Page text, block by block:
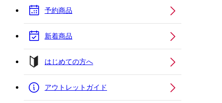
予約商品
新着商品
はじめての方へ
アウトレットガイド